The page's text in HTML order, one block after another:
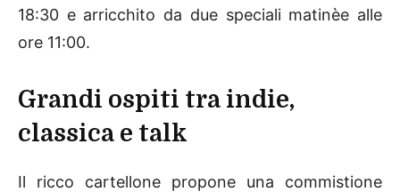
18:30 e arricchito da due speciali matinèe alle
ore 11:00.
Grandi ospiti tra indie,
classica e talk
Il ricco cartellone propone una commistione